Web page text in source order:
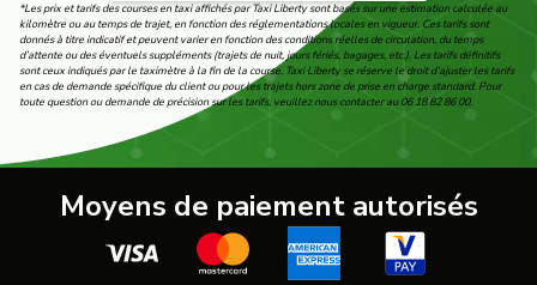
*Les prix et tarifs des courses en taxi affichés par Taxi Liberty sont basés sur une estimation calculée au
kilomètre ou au temps de trajet, en fonction des réglementations locales en vigueur. Ces tarifs sont
donnés à titre indicatif et peuvent varier en fonction des conditions réelles de circulation, du temps
d’attente ou des éventuels suppléments (trajets de nuit, jours fériés, bagages, etc.). Les tarifs définitifs
sont ceux indiqués par le taximètre à la fin de la course. Taxi Liberty se réserve le droit d’ajuster les tarifs
en cas de demande spécifique du client ou pour les trajets hors zone de prise en charge standard. Pour
toute question ou demande de précision sur les tarifs, veuillez nous contacter au 06 18 82 86 00.
Moyens de paiement autorisés